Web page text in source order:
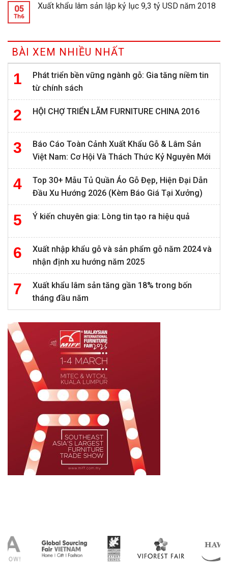
05
Th6
Xuất khẩu lâm sản lập kỷ lục 9,3 tỷ USD năm 2018
BÀI XEM NHIỀU NHẤT
Phát triển bền vững ngành gỗ: Gia tăng niềm tin
từ chính sách
HỘI CHỢ TRIỂN LÃM FURNITURE CHINA 2016
Báo Cáo Toàn Cảnh Xuất Khẩu Gỗ & Lâm Sản
Việt Nam: Cơ Hội Và Thách Thức Kỷ Nguyên Mới
Top 30+ Mẫu Tủ Quần Áo Gỗ Đẹp, Hiện Đại Dẫn
Đầu Xu Hướng 2026 (Kèm Báo Giá Tại Xưởng)
Ý kiến chuyên gia: Lòng tin tạo ra hiệu quả
Xuất nhập khẩu gỗ và sản phẩm gỗ năm 2024 và
nhận định xu hướng năm 2025
Xuất khẩu lâm sản tăng gần 18% trong bốn
tháng đầu năm